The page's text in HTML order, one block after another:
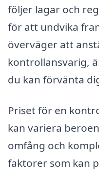
följer lagar och
för att undvika
överväger att
kontrollansvarig,
du kan förvänta
Priset för en
kan variera
omfång och
faktorer som kan